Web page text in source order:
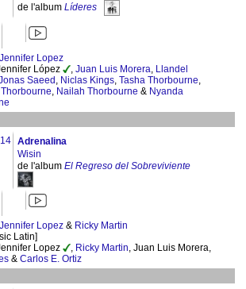
de l'album Líderes
Jennifer Lopez
López
Juan Luis Morera Llandel
Saeed Niclas Kings Tasha Thorbourne
Nailah Thorbourne & Nyanda
Adrenalina
Wisin
de l'album El Regreso del Sobreviviente
Jennifer Lopez & Ricky Martin
Latin]
Lopez
Ricky Martin , Juan Luis Morera,
& Carlos E. Ortiz